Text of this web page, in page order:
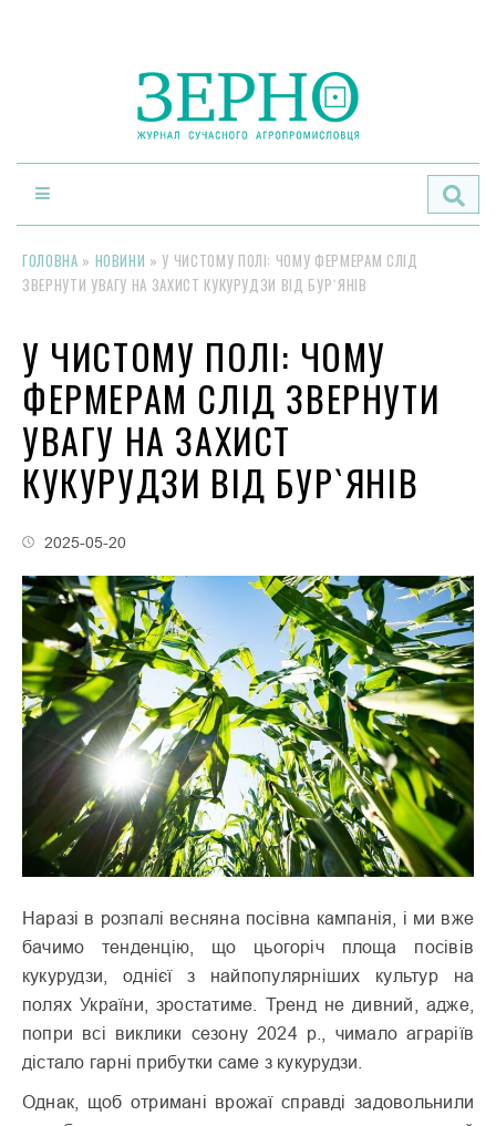
ГОЛОВНА » НОВИНИ » У ЧИСТОМУ ПОЛІ: ЧОМУ ФЕРМЕРАМ СЛІД
ЗВЕРНУТИ УВАГУ НА ЗАХИСТ КУКУРУДЗИ ВІД БУР`ЯНІВ
У ЧИСТОМУ ПОЛІ: ЧОМУ
ФЕРМЕРАМ СЛІД ЗВЕРНУТИ
УВАГУ НА ЗАХИСТ
КУКУРУДЗИ ВІД БУР`ЯНІВ
2025-05-20
Наразі в розпалі весняна посівна кампанія, і ми вже
бачимо тенденцію, що цьогоріч площа посівів
кукурудзи, однієї з найпопулярніших культур на
полях України, зростатиме. Тренд не дивний, адже,
попри всі виклики сезону 2024 р., чимало аграріїв
дістало гарні прибутки саме з кукурудзи.
Однак, щоб отримані врожаї справді задовольнили